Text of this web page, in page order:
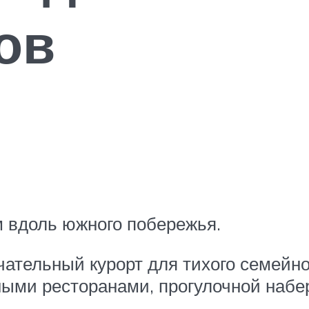
вдоль южного побережья.
курорт для тихого
ресторанами, прогулочной